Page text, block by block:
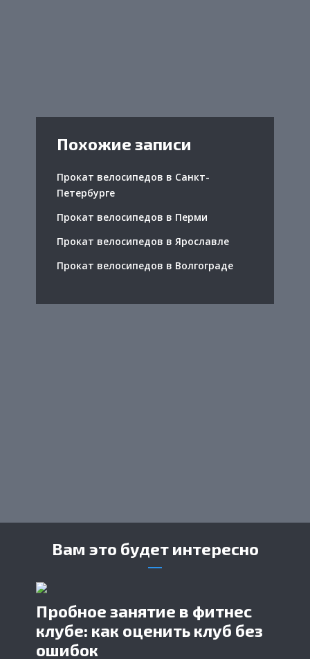
Похожие записи
Прокат велосипедов в Санкт-
Петербурге
Прокат велосипедов в Перми
Прокат велосипедов в Ярославле
Прокат велосипедов в Волгограде
Вам это будет интересно
Пробное занятие в фитнес
клубе: как оценить клуб без
ошибок